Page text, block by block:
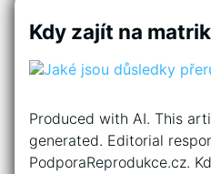
Kdy zajít na
Produced with AI. This
generated. Editorial
PodporaReprodukce.cz.